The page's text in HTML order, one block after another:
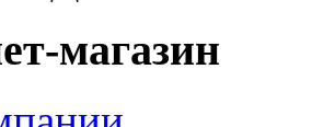
магазин